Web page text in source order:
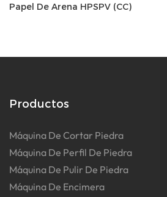
Papel De Arena HPSPV (CC)
Productos
Máquina De Cortar Piedra
Máquina De Perfil De Piedra
Máquina De Pulir De Piedra
Máquina De Encimera